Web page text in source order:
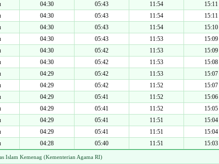
04:30 05:43 11:54 15:11
04:30 05:43 11:54 15:11
04:30 05:43 11:54 15:10
04:30 05:43 11:53 15:09
04:30 05:42 11:53 15:09
04:30 05:42 11:53 15:08
04:29 05:42 11:53 15:07
04:29 05:42 11:52 15:07
04:29 05:41 11:52 15:06
04:29 05:41 11:52 15:05
04:29 05:41 11:51 15:04
04:29 05:41 11:51 15:04
04:28 05:40 11:51 15:03
Islam Kemenag (Kementerian Agama RI)